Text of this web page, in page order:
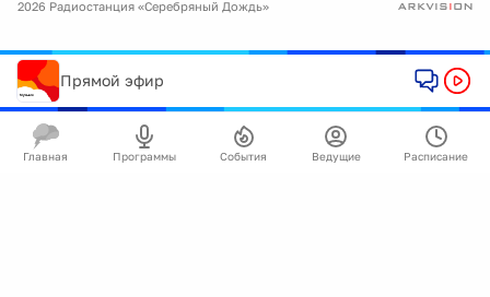
2026 Радиостанция «Серебряный Дождь»
Прямой эфир
Главная Программы События Ведущие Расписание